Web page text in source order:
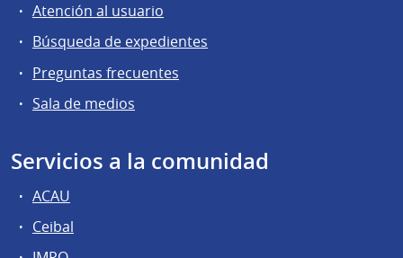
Atención al usuario
Búsqueda de expedientes
Preguntas frecuentes
Sala de medios
Servicios a la comunidad
ACAU
Ceibal